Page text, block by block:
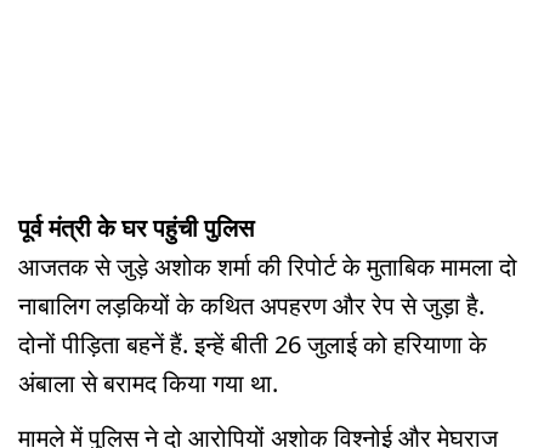
पूर्व मंत्री के घर पहुंची पुलिस
आजतक से जुड़े अशोक शर्मा की रिपोर्ट के मुताबिक मामला दो
नाबालिग लड़कियों के कथित अपहरण और रेप से जुड़ा है.
दोनों पीड़िता बहनें हैं. इन्हें बीती 26 जुलाई को हरियाणा के
अंबाला से बरामद किया गया था.
मामले में पुलिस ने दो आरोपियों अशोक विश्नोई और मेघराज